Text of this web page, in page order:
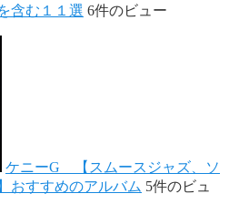
含む１１選 6件のビュー
ケニーG 【スムースジャズ、ソ
おすすめのアルバム 5件のビュ